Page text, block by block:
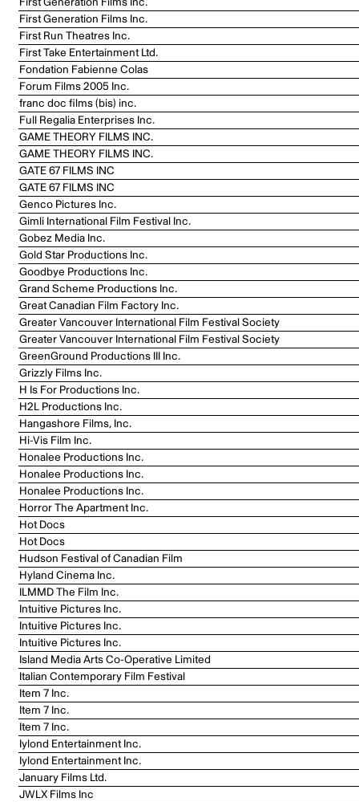
First Generation Films Inc.
First Run Theatres Inc.
First Take Entertainment Ltd.
Fondation Fabienne Colas
Forum Films 2005 Inc.
franc doc films (bis) inc.
Full Regalia Enterprises Inc.
GAME THEORY FILMS INC.
GAME THEORY FILMS INC.
GATE 67 FILMS INC
GATE 67 FILMS INC
Genco Pictures Inc.
Gimli International Film Festival Inc.
Gobez Media Inc.
Gold Star Productions Inc.
Goodbye Productions Inc.
Grand Scheme Productions Inc.
Great Canadian Film Factory Inc.
Greater Vancouver International Film Festival Society
Greater Vancouver International Film Festival Society
GreenGround Productions III Inc.
Grizzly Films Inc.
H Is For Productions Inc.
H2L Productions Inc.
Hangashore Films, Inc.
Hi-Vis Film Inc.
Honalee Productions Inc.
Honalee Productions Inc.
Honalee Productions Inc.
Horror The Apartment Inc.
Hot Docs
Hot Docs
Hudson Festival of Canadian Film
Hyland Cinema Inc.
ILMMD The Film Inc.
Intuitive Pictures Inc.
Intuitive Pictures Inc.
Intuitive Pictures Inc.
Island Media Arts Co-Operative Limited
Italian Contemporary Film Festival
Item 7 Inc.
Item 7 Inc.
Item 7 Inc.
Iylond Entertainment Inc.
Iylond Entertainment Inc.
January Films Ltd.
JWLX Films Inc